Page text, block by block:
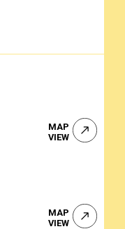
MAP
VIEW
MAP
VIEW